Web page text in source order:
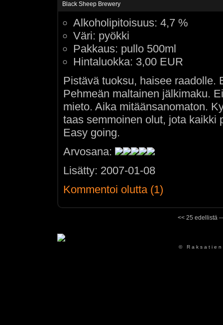
Black Sheep Brewery
Alkoholipitoisuus: 4,7 %
Väri: pyökki
Pakkaus: pullo 500ml
Hintaluokka: 3,00 EUR
Pistävä tuoksu, haisee raadolle.
Pehmeän maltainen jälkimaku.
mieto. Aika mitäänsanomaton.
taas semmoinen olut, jota kaikki
Easy going.
Arvosana:
Lisätty: 2007-01-08
Kommentoi olutta (1)
<< 25 edellistä
©